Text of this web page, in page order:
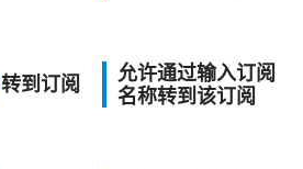
转到订阅
允许通过输入订阅
名称转到该订阅